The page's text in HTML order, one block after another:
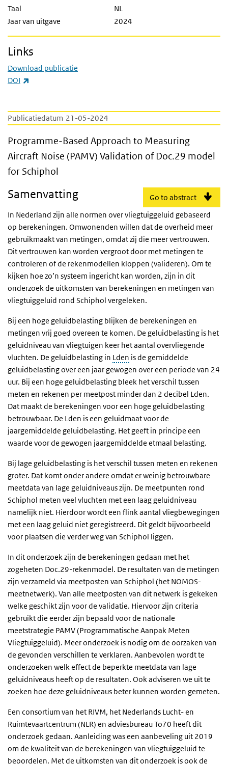
Publicatiedatum 21-05-2024
Programme-Based Approach to
Programme-Based Approach to Measuring
Aircraft Noise (PAMV) Validation of Doc.29 model
for Schiphol
Go to abstract
Samenvatting
In Nederland zijn alle normen over vliegtuiggeluid gebaseerd
op berekeningen. Omwonenden willen dat de overheid meer
gebruikmaakt van metingen, omdat zij die meer vertrouwen.
Dit vertrouwen kan worden vergroot door met metingen te
controleren of de rekenmodellen kloppen (valideren). Om te
kijken hoe zo’n systeem ingericht kan worden, zijn in dit
onderzoek de uitkomsten van berekeningen en metingen van
vliegtuiggeluid rond Schiphol vergeleken.
Bij een hoge geluidbelasting blijken de berekeningen en
metingen vrij goed overeen te komen. De geluidbelasting is het
geluidniveau van vliegtuigen keer het aantal overvliegende
vluchten. De geluidbelasting in Lden is de gemiddelde
geluidbelasting over een jaar gewogen over een periode van 24
uur. Bij een hoge geluidbelasting bleek het verschil tussen
meten en rekenen per meetpost minder dan 2 decibel Lden.
Dat maakt de berekeningen voor een hoge geluidbelasting
betrouwbaar. De Lden is een geluidmaat voor de
jaargemiddelde geluidbelasting. Het geeft in principe een
waarde voor de gewogen jaargemiddelde etmaal belasting.
Bij lage geluidbelasting is het verschil tussen meten en rekenen
groter. Dat komt onder andere omdat er weinig betrouwbare
meetdata van lage geluidniveaus zijn. De meetpunten rond
Schiphol meten veel vluchten met een laag geluidniveau
namelijk niet. Hierdoor wordt een flink aantal vliegbewegingen
met een laag geluid niet geregistreerd. Dit geldt bijvoorbeeld
voor plaatsen die verder weg van Schiphol liggen.
In dit onderzoek zijn de berekeningen gedaan met het
zogeheten Doc.29-rekenmodel. De resultaten van de metingen
zijn verzameld via meetposten van Schiphol (het NOMOS-
meetnetwerk). Van alle meetposten van dit netwerk is gekeken
welke geschikt zijn voor de validatie. Hiervoor zijn criteria
gebruikt die eerder zijn bepaald voor de nationale
meetstrategie PAMV (Programmatische Aanpak Meten
Vliegtuiggeluid). Meer onderzoek is nodig om de oorzaken van
de gevonden verschillen te verklaren. Aanbevolen wordt te
onderzoeken welk effect de beperkte meetdata van lage
geluidniveaus heeft op de resultaten. Ook adviseren we uit te
zoeken hoe deze geluidniveaus beter kunnen worden gemeten.
Een consortium van het RIVM, het Nederlands Lucht- en
Ruimtevaartcentrum (NLR) en adviesbureau To70 heeft dit
onderzoek gedaan. Aanleiding was een aanbeveling uit 2019
om de kwaliteit van de berekeningen van vliegtuiggeluid te
beoordelen. Met de uitkomsten van dit onderzoek is ook de
Taal
NL
Jaar van uitgave
2024
Links
Download publicatie
DOI